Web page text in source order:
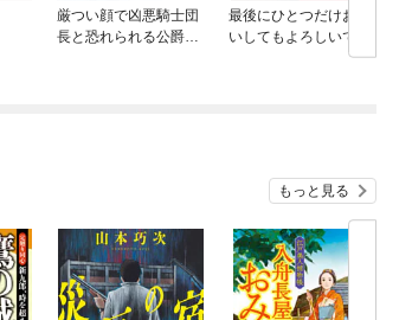
厳つい顔で凶悪騎士団
長と恐れられる公爵様
最後にひとつだけお願
いしてもよろしいでし
もっと見る